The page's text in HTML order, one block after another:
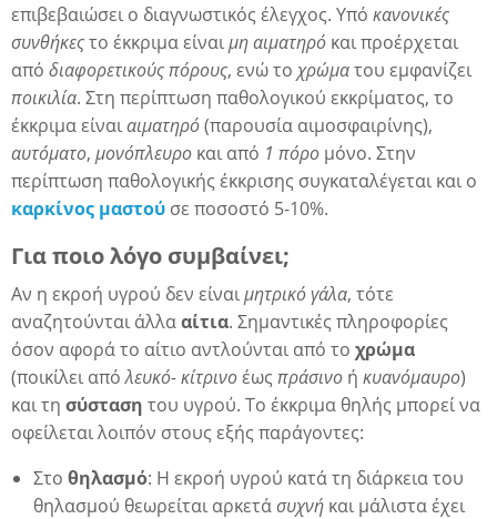
επιβεβαιώσει ο διαγνωστικός έλεγχος. Υπό κανονικές
συνθήκεςτο έκκριμα είναιμη αιματηρό και προέρχεται
από διαφορετικούς πόρους, ενώ το χρώματου εμφανίζει
ποικιλία. Στη περίπτωση παθολογικού εκκρίματος, το
έκκριμα είναιαιματηρό(παρουσία αιμοσφαιρίνης),
αυτόματο, μονόπλευρο και από 1 πόρο μόνο. Στην
περίπτωση παθολογικής έκκρισης συγκαταλέγεται και ο
καρκίνος μαστού σε ποσοστό 5-10%.
Για ποιο λόγο συμβαίνει;
Αν η εκροή υγρού δεν είναιμητρικό γάλα, τότε
αναζητούνται άλλααίτια. Σημαντικές πληροφορίες
όσον αφορά το αίτιο αντλούνται από το χρώμα
(ποικίλει απόλευκό- κίτρινοέως πράσινο ή κυανόμαυρο)
και τη σύσταση του υγρού. Το έκκριμα θηλής μπορεί να
οφείλεται λοιπόν στους εξής παράγοντες:
Στο θηλασμό: Η εκροή υγρού κατά τη διάρκεια του
θηλασμού θεωρείται αρκετάσυχνή και μάλιστα έχει